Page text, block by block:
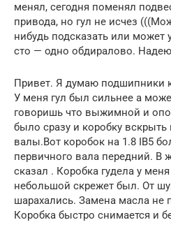
менял, сегодня поменял
привода, но гул не исчез
нибудь подсказать или может
сто — одно обдиралово.
Привет. Я думаю подшипники
У меня гул был сильнее а
говоришь что выжимной и
было сразу и коробку
валы.Вот коробок на 1.8 IB5
первичного вала передний. В
сказал . Коробка гудела у
небольшой скрежет был. От
шарахались. Замена масла не
Коробка быстро снимается и